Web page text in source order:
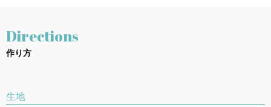
Directions
作り方
生地